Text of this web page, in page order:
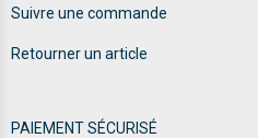
Suivre une commande
Retourner un article
PAIEMENT SÉCURISÉ